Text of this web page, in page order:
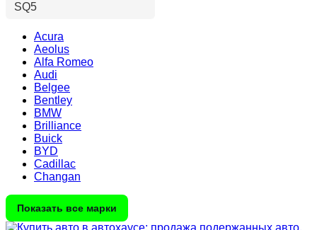
SQ5
Acura
Aeolus
Alfa Romeo
Audi
Belgee
Bentley
BMW
Brilliance
Buick
BYD
Cadillac
Changan
Показать все марки